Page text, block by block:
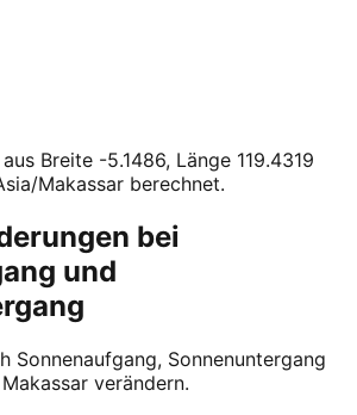
Breite -5.1486, Länge 119.4319
Makassar berechnet.
bei
und
Sonnenaufgang, Sonnenuntergang
verändern.